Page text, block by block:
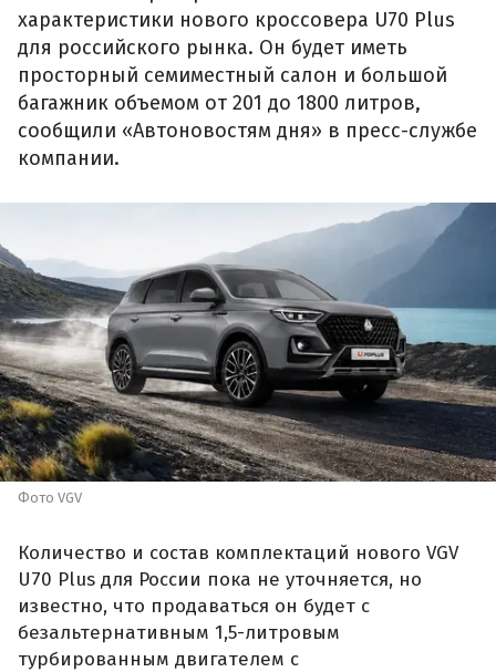
характеристики нового кроссовера U70 Plus
для российского рынка. Он будет иметь
просторный семиместный салон и большой
багажник объемом от 201 до 1800 литров,
сообщили «Автоновостям дня» в пресс-службе
компании.
Фото VGV
Количество и состав комплектаций нового VGV
U70 Plus для России пока не уточняется, но
известно, что продаваться он будет с
безальтернативным 1,5-литровым
турбированным двигателем с